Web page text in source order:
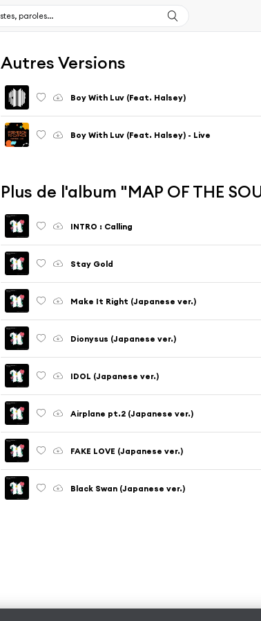
Autres Versions
Boy With Luv (Feat. Halsey)
Boy With Luv (Feat. Halsey) - Live
Plus de l'album "MAP OF THE
INTRO : Calling
Stay Gold
Make It Right (Japanese ver.)
Dionysus (Japanese ver.)
IDOL (Japanese ver.)
Airplane pt.2 (Japanese ver.)
FAKE LOVE (Japanese ver.)
Black Swan (Japanese ver.)